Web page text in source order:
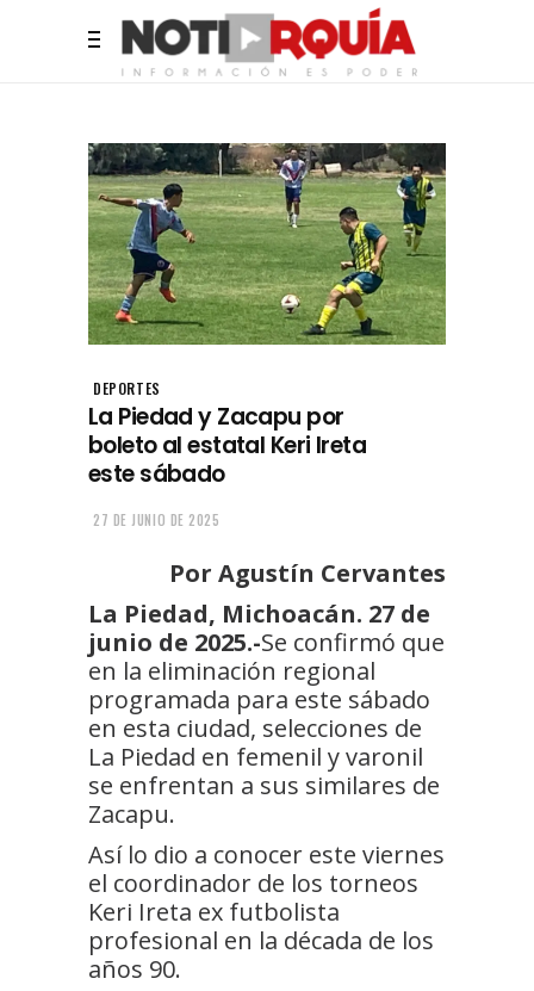
DEPORTES
La Piedad y Zacapu por
boleto al estatal Keri Ireta
este sábado
27 DE JUNIO DE 2025
Por Agustín Cervantes
La Piedad, Michoacán. 27 de
junio de 2025.-Se confirmó que
en la eliminación regional
programada para este sábado
en esta ciudad, selecciones de
La Piedad en femenil y varonil
se enfrentan a sus similares de
Zacapu.
Así lo dio a conocer este viernes
el coordinador de los torneos
Keri Ireta ex futbolista
profesional en la década de los
años 90.